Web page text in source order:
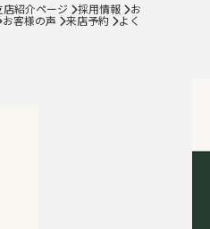
店紹介ページ 採用情報 お
お客様の声 来店予約 よく